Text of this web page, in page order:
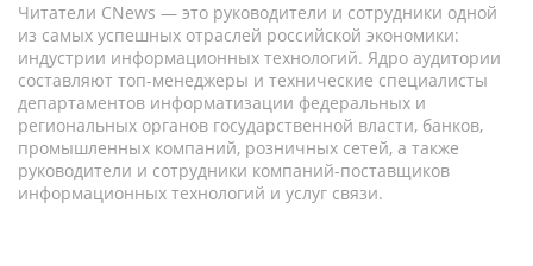
Читатели CNews — это руководители и сотрудники одной
из самых успешных отраслей российской экономики:
индустрии информационных технологий. Ядро аудитории
составляют топ-менеджеры и технические специалисты
департаментов информатизации федеральных и
региональных органов государственной власти, банков,
промышленных компаний, розничных сетей, а также
руководители и сотрудники компаний-поставщиков
информационных технологий и услуг связи.